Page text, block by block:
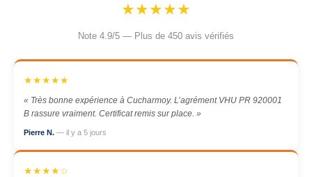
★★★★★
Note 4.9/5 — Plus de 450 avis vérifiés
★★★★★
« Très bonne expérience à Cucharmoy. L’agrément VHU PR 920001
B rassure vraiment. Certificat remis sur place. »
Pierre N. — il y a 5 jours
★★★★☆